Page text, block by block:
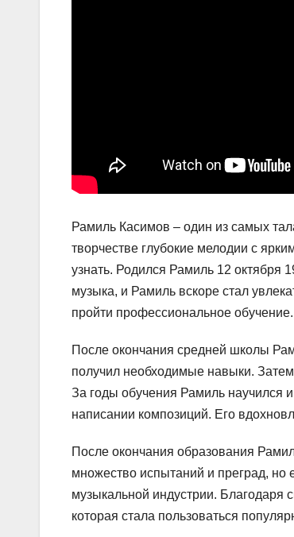
Рамиль Касимов – один из самых
творчестве глубокие мелодии с
узнать. Родился Рамиль 12 октября
музыка, и Рамиль вскоре стал
пройти профессиональное обучение.
После окончания средней школы
получил необходимые навыки.
За годы обучения Рамиль научился
написании композиций. Его
После окончания образования
множество испытаний и преград, но
музыкальной индустрии. Благодаря
которая стала пользоваться